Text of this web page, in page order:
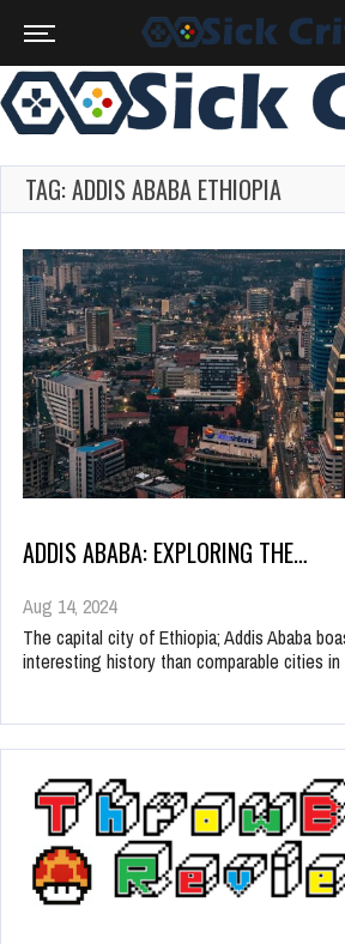
TAG: ADDIS ABABA ETHIOPIA
ADDIS ABABA: EXPLORING THE…
Aug 14, 2024
The capital city of Ethiopia; Addis Ababa
interesting history than comparable cities